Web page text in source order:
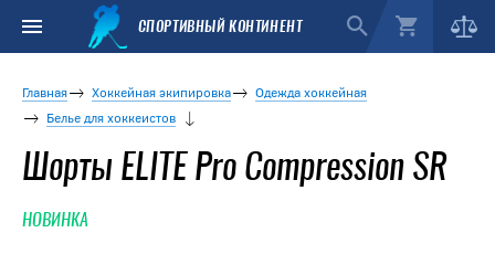
СПОРТИВНЫЙ КОНТИНЕНТ
Главная Хоккейная экипировка
Одежда хоккейная
Белье для хоккеистов
Шорты ELITE Pro Compression SR
НОВИНКА